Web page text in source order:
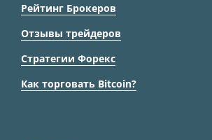
Рейтинг Брокеров
Отзывы трейдеров
Стратегии Форекс
Как торговать Bitcoin?